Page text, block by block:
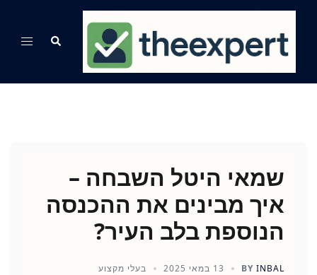
content
Search
Toggle
שמאי היטל השבחה –
איך מבינים את ההכנסה
הנוספת בלב העיר?
BY INBAL 13 במאי 2025 בעלי מקצוע